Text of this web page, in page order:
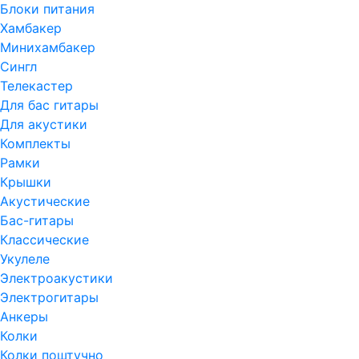
Блоки питания
Хамбакер
Минихамбакер
Сингл
Телекастер
Для бас гитары
Для акустики
Комплекты
Рамки
Крышки
Акустические
Бас-гитары
Классические
Укулеле
Электроакустики
Электрогитары
Анкеры
Колки
Колки поштучно